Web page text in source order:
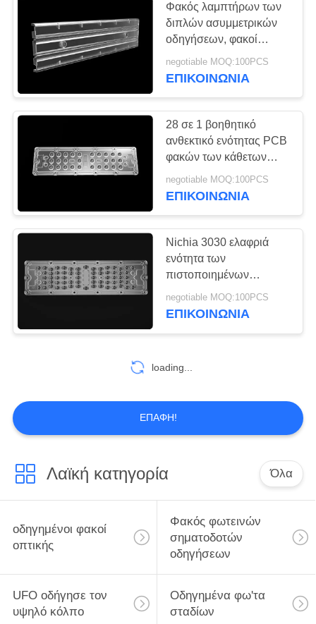
Φακός λαμπτήρων των
διπλών ασυμμετρικών
οδηγήσεων, φακοί
οπτικής των οδηγήσεων
για την υπεραγορά/το
negotiable MOQ:100PCS
ΕΠΙΚΟΙΝΩΝΊΑ
28 σε 1 βοηθητικό
ανθεκτικό ενότητας PCB
φακών των κάθετων
οδηγήσεων πολυ για τον
οδικό λαμπτήρα
negotiable MOQ:100PCS
ΕΠΙΚΟΙΝΩΝΊΑ
Nichia 3030 ελαφριά
ενότητα των
πιστοποιημένων
οδηγήσεων φακών
ROHS των οδηγήσεων
negotiable MOQ:100PCS
ΕΠΙΚΟΙΝΩΝΊΑ
loading...
ΕΠΑΦΉ!
Λαϊκή κατηγορία Όλα
οδηγημένοι φακοί
οπτικής
Φακός φωτεινών
σηματοδοτών
οδηγήσεων
UFO οδήγησε τον
υψηλό κόλπο
Οδηγημένα φω'τα
σταδίων